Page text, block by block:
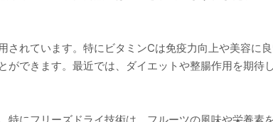
れています。特にビタミンCは免疫力向上や美容に
できます。最近では、ダイエットや整腸作用を期待